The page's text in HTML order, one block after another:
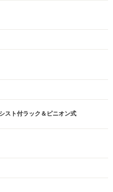
スト付ラック＆ピニオン式